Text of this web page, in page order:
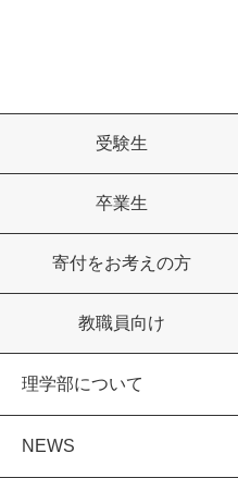
受験生
卒業生
寄付をお考えの方
教職員向け
理学部について
NEWS